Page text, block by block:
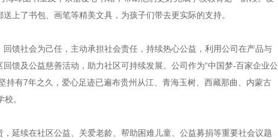
上了书包、画笔等精美文具，为孩子们带去更实际的支持。
馈社会为己任，主动承担社会责任，持续热心公益，利用公司在产品与
馈及公益慈善活动，助力社区可持续发展。公司作为“中国梦-百家企业公
持有7年之久，爱心足迹已遍布贵州从江、青海玉树、西藏那曲、内蒙古
。
延续在社区公益、关爱老龄、帮助困难儿童、公益募捐等重要社会议题